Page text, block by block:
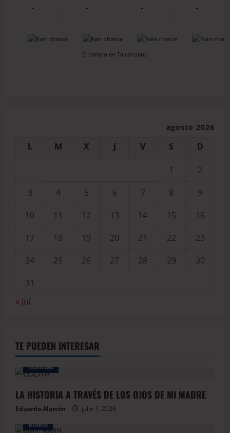
-
-
-
-
-
-
-
-
El tiempo en Talcahuano
agosto 2026
L M X J V S D
1
2
3
4 5 6 7 8
9
10
11 12 13 14 15
16
17
18 19 20 21 22
23
24
25 26 27 28 29
30
31
« Jul
TE PUEDEN INTERESAR
Noticias
LA HISTORIA A TRAVÉS DE LOS OJOS DE MI MADRE
Eduardo Alarcón
julio 1, 2026
BioBio